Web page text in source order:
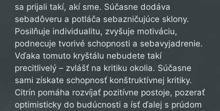
sa prijali takí, akí sme. Súčasne dodáva
sebadôveru a potláča sebazničujúce sklony.
Posilňuje individualitu, zvyšuje motiváciu,
podnecuje tvorivé schopnosti a sebavyjadrenie.
Vďaka tomuto kryštálu nebudete takí
precitlivelý – zvlášť na kritiku okolia. Súčasne
sami získate schopnosť konštruktívnej kritiky.
Citrín pomáha rozvíjať pozitívne postoje, pozerať
optimisticky do budúcnosti a ísť ďalej s prúdom